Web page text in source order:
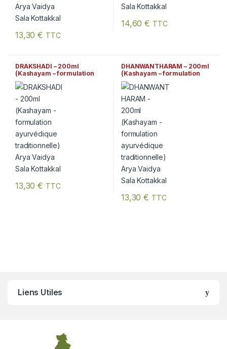
13,30€ TTC
14,60€ TTC
DRAKSHADI – 200ml
(Kashayam – formulation
ayurvédique traditionnelle)
Arya Vaidya Sala Kottakkal
13,30€ TTC
DHANWANTHARAM – 200ml
(Kashayam – formulation
ayurvédique traditionnelle)
Arya Vaidya Sala Kottakkal
13,30€ TTC
Liens Utiles